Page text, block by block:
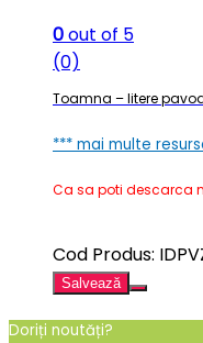
0out of 5
(0)
Toamna – litere
*** mai multe
Ca sa poti descarca
Cod Produs:
Salvează
Doriți noutăți?